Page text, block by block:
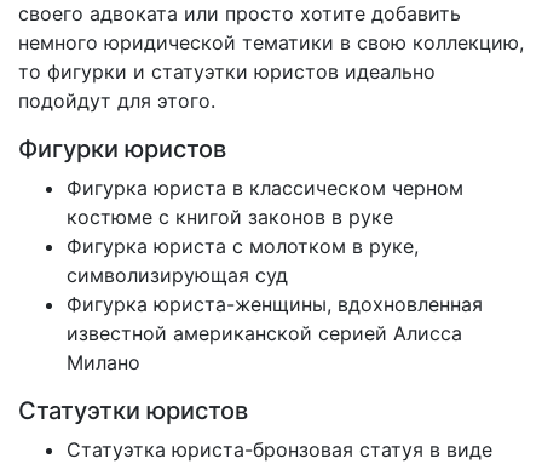
своего адвоката или просто хотите добавить
немного юридической тематики в свою коллекцию,
то фигурки и статуэтки юристов идеально
подойдут для этого.
Фигурки юристов
Фигурка юриста в классическом черном
костюме с книгой законов в руке
Фигурка юриста с молотком в руке,
символизирующая суд
Фигурка юриста-женщины, вдохновленная
известной американской серией Алисса
Милано
Статуэтки юристов
Статуэтка юриста-бронзовая статуя в виде